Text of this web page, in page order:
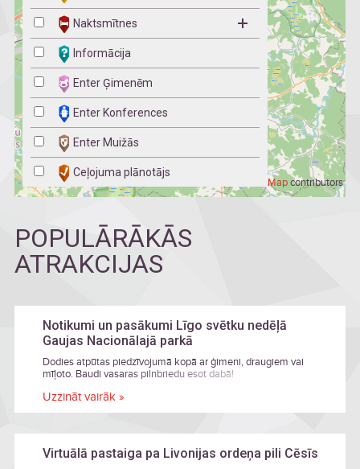
POPULĀRĀKĀS
ATRAKCIJAS
Notikumi un pasākumi Līgo svētku nedēļā
Gaujas Nacionālajā parkā
Dodies atpūtas piedzīvojumā kopā ar ģimeni, draugiem vai
mīļoto. Baudi vasaras pilnbriedu esot dabā!
Uzzināt vairāk »
Virtuālā pastaiga pa Livonijas ordeņa pili Cēsīs